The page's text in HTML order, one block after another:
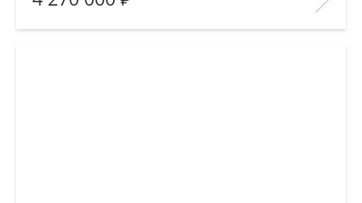
Количество комнат:
—
Этаж:
—/—